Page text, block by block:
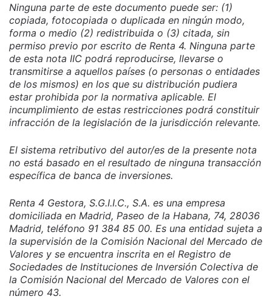
Ninguna parte de este documento puede ser: (1)
copiada, fotocopiada o duplicada en ningún modo,
forma o medio (2) redistribuida o (3) citada, sin
permiso previo por escrito de Renta 4. Ninguna parte
de esta nota IIC podrá reproducirse, llevarse o
transmitirse a aquellos países (o personas o entidades
de los mismos) en los que su distribución pudiera
estar prohibida por la normativa aplicable. El
incumplimiento de estas restricciones podrá constituir
infracción de la legislación de la jurisdicción relevante.
El sistema retributivo del autor/es de la presente nota
no está basado en el resultado de ninguna transacción
específica de banca de inversiones.
Renta 4 Gestora, S.G.I.I.C., S.A. es una empresa
domiciliada en Madrid, Paseo de la Habana, 74, 28036
Madrid, teléfono 91 384 85 00. Es una entidad sujeta a
la supervisión de la Comisión Nacional del Mercado de
Valores y se encuentra inscrita en el Registro de
Sociedades de Instituciones de Inversión Colectiva de
la Comisión Nacional del Mercado de Valores con el
número 43.